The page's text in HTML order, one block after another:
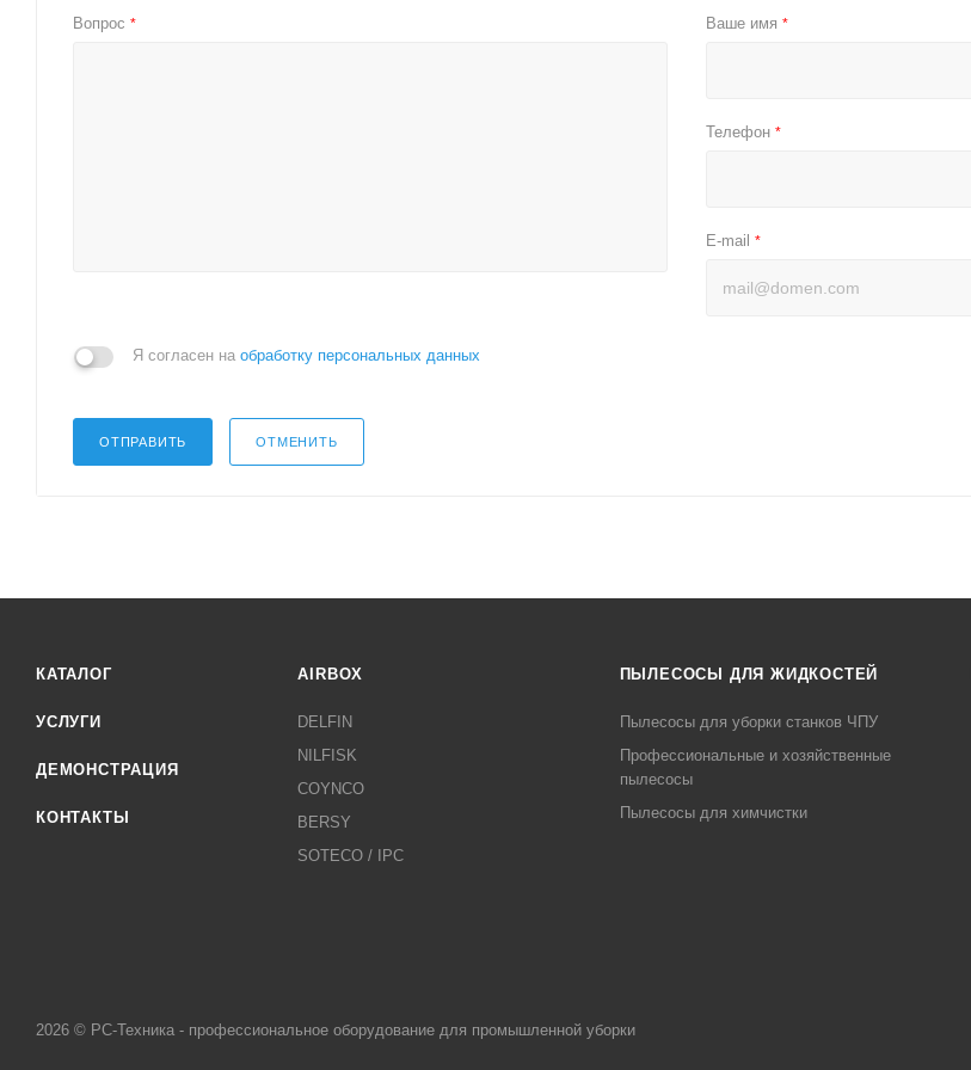
Вопрос * Ваше имя*
Телефон*
E-mail*
Я согласен на обработку персональных данных
ОТПРАВИТЬ ОТМЕНИТЬ
КАТАЛОГ
УСЛУГИ
ДЕМОНСТРАЦИЯ
КОНТАКТЫ
AIRBOX
DELFIN
NILFISK
COYNCO
BERSY
SOTECO / IPC
ПЫЛЕСОСЫ ДЛЯ ЖИДКОСТЕЙ
Пылесосы для уборки станков ЧПУ
Профессиональные и хозяйственные
пылесосы
Пылесосы для химчистки
2026 © РС-Техника - профессиональное оборудование для промышленной уборки